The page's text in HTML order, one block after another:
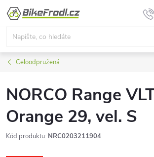
Přejít
obsah
Celoodpružená
NORCO Range
Orange 29, vel. S
Kód produktu: NRC0203211904